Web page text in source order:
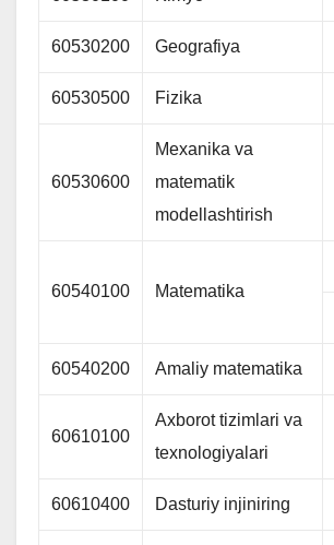
60530200 Geografiya
60530500 Fizika
60530600
Mexanika va
matematik
modellashtirish
60540100 Matematika
60540200 Amaliy matematika
60610100
Axborot tizimlari va
texnologiyalari
60610400 Dasturiy injiniring